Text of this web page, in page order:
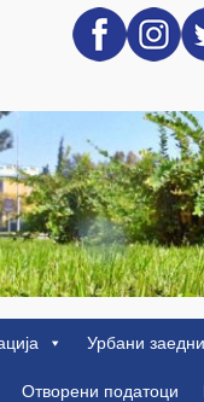
Урбани
Отворени податоци